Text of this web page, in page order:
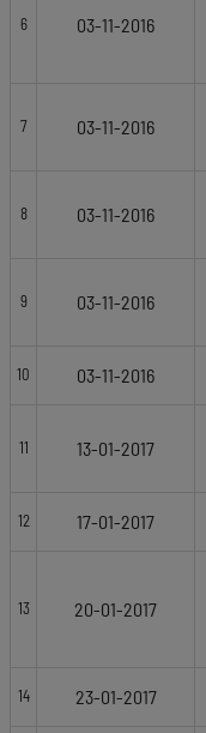
6 03-11-2016
7 03-11-2016
8 03-11-2016
9 03-11-2016
10 03-11-2016
11 13-01-2017
12 17-01-2017
13 20-01-2017
14 23-01-2017